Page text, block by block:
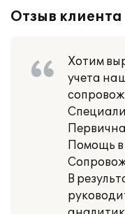
Отзыв клиента
Хотим
учета
Помощь в
В